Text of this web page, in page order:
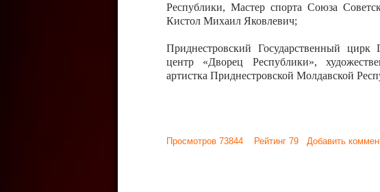
Республики, Мастер спорта Союза
Кистол Михаил Яковлевич;
Приднестровский Государственный цирк
центр «Дворец Республики»,
артистка Приднестровской Молдавской
Просмотров 73844 Рейтинг 79 Добавить